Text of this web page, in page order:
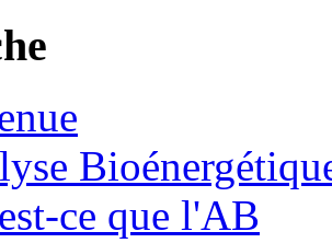
ce que l'AB